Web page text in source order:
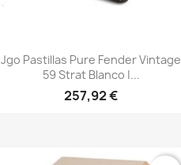
Vista rápida
Jgo Pastillas Pure Fender Vintage
59 Strat Blanco |...
257,92 €